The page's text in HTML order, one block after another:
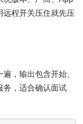
远程开关压住就先压
，输出包含开始、
务，适合确认面试